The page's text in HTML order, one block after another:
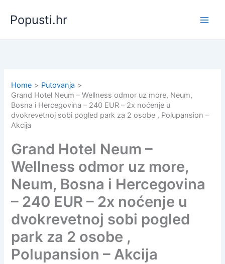
content
Popusti.hr
Home
Putovanja
Grand Hotel Neum – Wellness odmor uz more, Neum,
Bosna i Hercegovina – 240 EUR – 2x noćenje u
dvokrevetnoj sobi pogled park za 2 osobe , Polupansion –
Akcija
Grand Hotel Neum –
Wellness odmor uz more,
Neum, Bosna i Hercegovina
– 240 EUR – 2x noćenje u
dvokrevetnoj sobi pogled
park za 2 osobe ,
Polupansion – Akcija